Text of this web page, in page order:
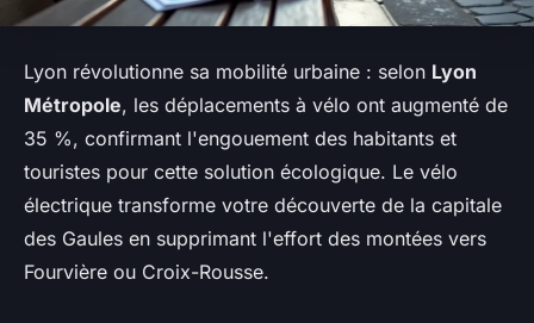
Lyon révolutionne sa mobilité urbaine : selon Lyon
Métropole, les déplacements à vélo ont augmenté de
35 %, confirmant l'engouement des habitants et
touristes pour cette solution écologique. Le vélo
électrique transforme votre découverte de la capitale
des Gaules en supprimant l'effort des montées vers
Fourvière ou Croix-Rousse.